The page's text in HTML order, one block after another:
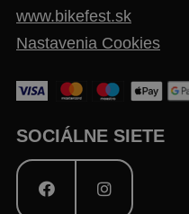
www.bikefest.sk
Nastavenia Cookies
SOCIÁLNE SIETE